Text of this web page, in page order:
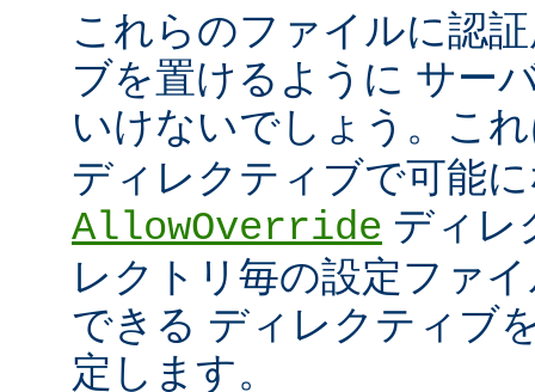
これらのファイルに認
ブを置けるように サー
いけないでしょう。こ
ディレクティブで可能
AllowOverride ディレ
レクトリ毎の設定ファ
できる ディレクティブ
定します。